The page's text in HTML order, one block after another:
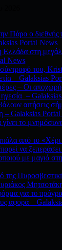
Πάρο ο διεθνής
Portal News
Ελλάδα στη
News
του,
– Galaksias
– Οι
–
αιτήσεις
– Galaksias
το
από το
να ξεπεράσει
με μαγιό
της
για το
αφορά –